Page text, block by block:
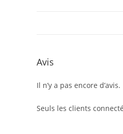
Avis
Il n’y a pas encore d’avis.
Seuls les clients